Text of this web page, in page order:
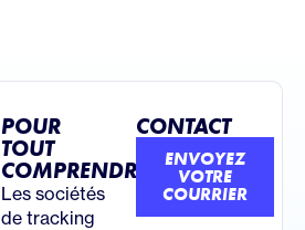
POUR
TOUT
COMPRENDRE
Les sociétés
de tracking
CONTACT
ENVOYEZ
VOTRE
COURRIER